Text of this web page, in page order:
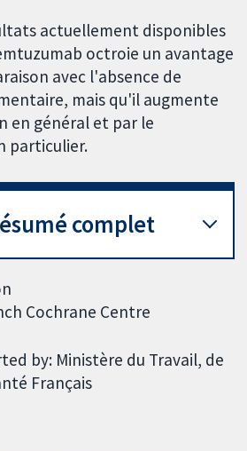
actuellement disponibles
octroie un avantage
avec l'absence de
mais qu'il augmente
en général et par le
particulier.
complet
Cochrane Centre
by: Ministère du Travail, de
Français